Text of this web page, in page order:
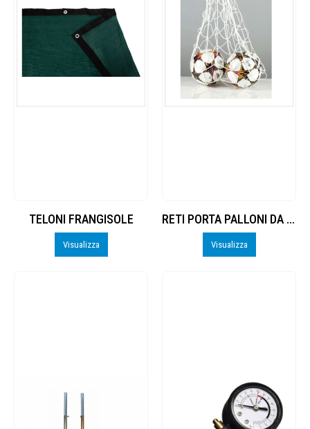
TELONI FRANGISOLE
Visualizza
RETI PORTA PALLONI DA 15/20 PALLONI
Visualizza